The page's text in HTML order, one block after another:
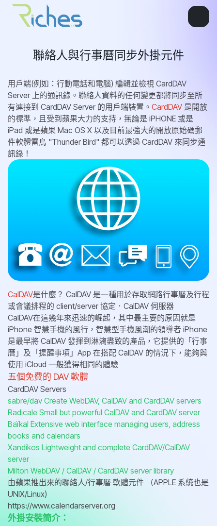
聯絡人與行事曆同步外掛元件
用戶端(例如：行動電話和電腦) 編輯並檢視 CardDAV
Server 上的通訊錄。聯絡人資料的任何變更都將同步至所
有連接到 CardDAV Server 的用戶端裝置。 CardDAV 是開放
的標準，且受到蘋果大力的支持，無論是 iPHONE 或是
iPad 或是蘋果 Mac OS X 以及目前最強大的開放原始碼郵
件軟體雷鳥 "Thunder Bird" 都可以透過 CardDAV 來同步通
訊錄！
CalDAV是什麼？ CalDAV 是一種用於存取網路行事曆及行程
或會議排程的 client/server 協定．CalDAV 伺服器
CalDAV在這幾年來迅速的崛起，其中最主要的原因就是
iPhone 智慧手機的風行，智慧型手機風潮的領導者 iPhone
是最早將 CalDAV 發揮到淋漓盡致的產品，它提供的「行事
曆」及「提醒事項」App 在搭配 CalDAV 的情況下，能夠與
使用 iCloud 一般獲得相同的體驗
五個免費的 DAV 軟體
CardDAV Servers
sabre/dav Create WebDAV, CalDAV and CardDAV servers
Radicale Small but powerful CalDAV and CardDAV server
Baïkal Extensive web interface managing users, address
books and calendars
Xandikos Lightweight and complete CardDAV/CalDAV
server
Milton WebDAV / CalDAV / CardDAV server library
由蘋果推出來的聯絡人/行事曆 軟體元件 （APPLE 系統也是
UNIX/Linux)
https://www.calendarserver.org
外掛安裝簡介：